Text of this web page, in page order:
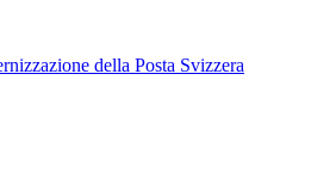
della Posta Svizzera